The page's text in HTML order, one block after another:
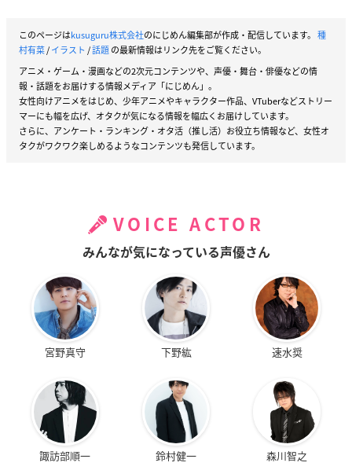
このページはkusuguru株式会社のにじめん編集部が作成・配信しています。 種
村有菜/イラスト /話題の最新情報はリンク先をご覧ください。
アニメ・ゲーム・漫画などの2次元コンテンツや、声優・舞台・俳優などの情
報・話題をお届けする情報メディア「にじめん」。
女性向けアニメをはじめ、少年アニメやキャラクター作品、VTuberなどストリー
マーにも幅を広げ、オタクが気になる情報を幅広くお届けしています。
さらに、アンケート・ランキング・オタ活（推し活）お役立ち情報など、女性オ
タクがワクワク楽しめるようなコンテンツも発信しています。
VOICE ACTOR
みんなが気になっている声優さん
宮野真守 下野紘 速水奨
諏訪部順一 鈴村健一 森川智之